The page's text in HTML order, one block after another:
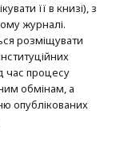
її в книзі), з
журналі.
розміщувати
час процесу
обмінам, а
опубліко­ва­них